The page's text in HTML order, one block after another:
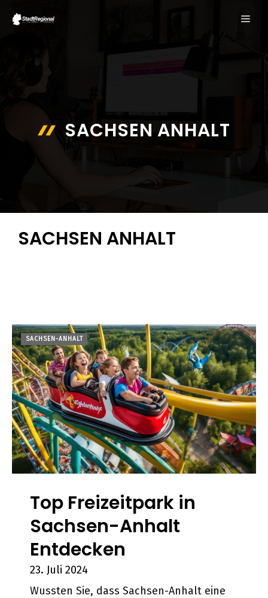
Inhalt
SACHSEN ANHALT
SACHSEN ANHALT
SACHSEN-ANHALT
Top Freizeitpark in
Sachsen-Anhalt
Entdecken
23. Juli 2024
Wussten Sie, dass Sachsen-Anhalt eine